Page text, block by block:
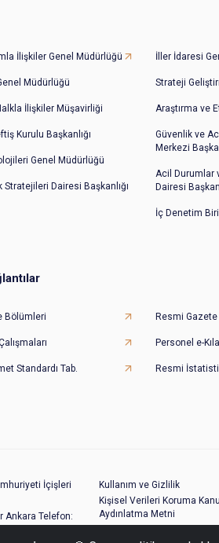
İlişkiler Genel Müdürlüğü
Müdürlüğü
İlişkiler Müşavirliği
Kurulu Başkanlığı
Genel Müdürlüğü
Stratejileri Dairesi Başkanlığı
İller İdaresi
Strateji
Araştırma ve
Güvenlik ve
Merkezi
Acil Durumlar
Dairesi
İç Denetim
Bölümleri
Standardı Tab.
Resmi Gazete
Personel e-
Resmi
İçişleri
Ankara Telefon:
Kullanım ve Gizlilik
Kişisel Verileri Koruma
Aydınlatma Metni
Site Haritası